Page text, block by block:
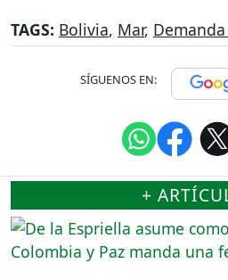
TAGS: Bolivia, Mar,
SÍGUENOS EN:
+